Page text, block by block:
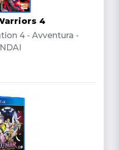
4
4 - Avventura -